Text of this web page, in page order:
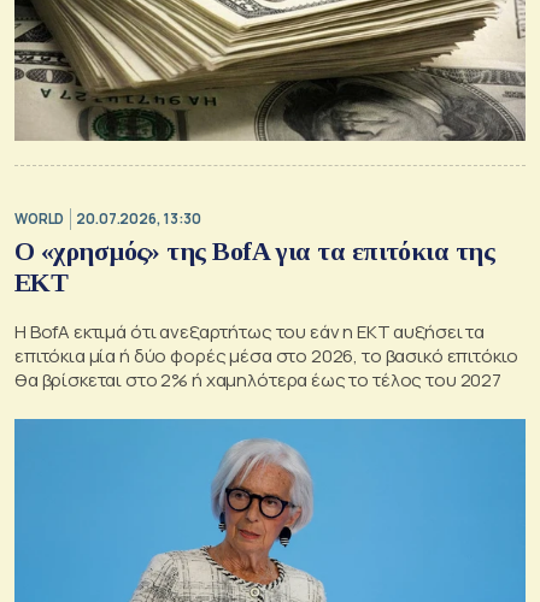
WORLD 20.07.2026, 13:30
Ο «χρησμός» της BofA για τα επιτόκια της
EKT
Η BofA εκτιμά ότι ανεξαρτήτως του εάν η ΕΚΤ αυξήσει τα
επιτόκια μία ή δύο φορές μέσα στο 2026, το βασικό επιτόκιο
θα βρίσκεται στο 2% ή χαμηλότερα έως το τέλος του 2027